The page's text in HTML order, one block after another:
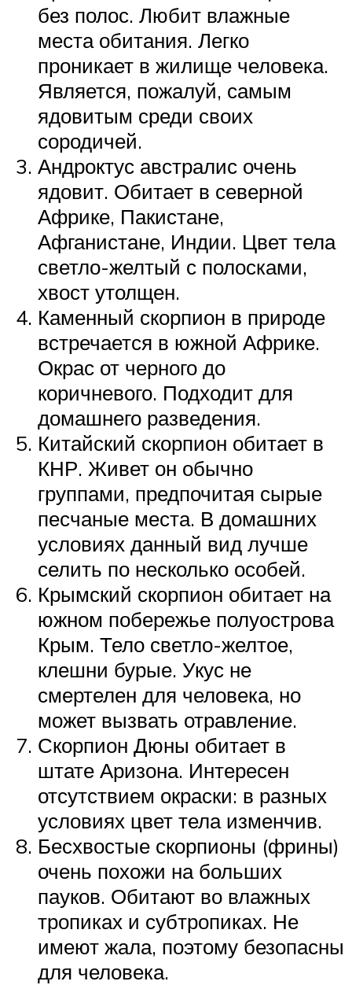
без полос. Любит влажные
места обитания. Легко
проникает в жилище человека.
Является, пожалуй, самым
ядовитым среди своих
сородичей.
Андроктус австралис очень
ядовит. Обитает в северной
Африке, Пакистане,
Афганистане, Индии. Цвет тела
светло-желтый с полосками,
хвост утолщен.
Каменный скорпион в природе
встречается в южной Африке.
Окрас от черного до
коричневого. Подходит для
домашнего разведения.
Китайский скорпион обитает в
КНР. Живет он обычно
группами, предпочитая сырые
песчаные места. В домашних
условиях данный вид лучше
селить по несколько особей.
Крымский скорпион обитает на
южном побережье полуострова
Крым. Тело светло-желтое,
клешни бурые. Укус не
смертелен для человека, но
может вызвать отравление.
Скорпион Дюны обитает в
штате Аризона. Интересен
отсутствием окраски: в разных
условиях цвет тела изменчив.
Бесхвостые скорпионы (фрины)
очень похожи на больших
пауков. Обитают во влажных
тропиках и субтропиках. Не
имеют жала, поэтому безопасны
для человека.